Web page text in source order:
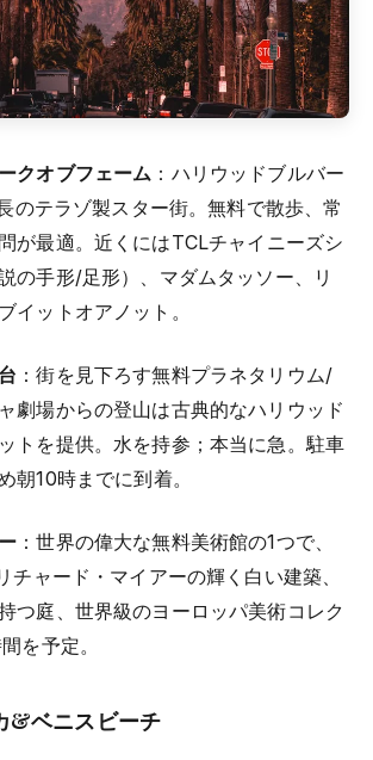
クオブフェーム ：ハリウッドブルバー
のテラゾ製スター街。無料で散歩、常
が最適。近くにはTCLチャイニーズシ
の手形/足形）、マダムタッソー、リ
イットオアノット。
：街を見下ろす無料プラネタリウム/
劇場からの登山は古典的なハリウッド
トを提供。水を持参；本当に急。駐車
朝10時までに到着。
：世界の偉大な無料美術館の1つで、
チャード・マイアーの輝く白い建築、
つ庭、世界級のヨーロッパ美術コレク
を予定。
&ベニスビーチ